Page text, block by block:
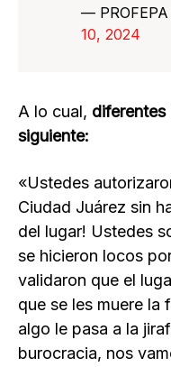
— PROFEPA
10, 2024
A lo cual, diferentes
siguiente:
«Ustedes
Ciudad Juárez sin
del lugar! Ustedes
se hicieron locos
validaron que el
que se les muere la
algo le pasa a la
burocracia, nos